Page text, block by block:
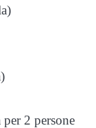
2 persone